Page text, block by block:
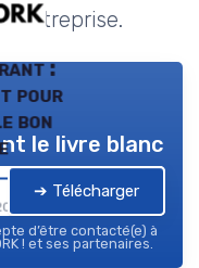
entreprise.
:
pour
bon
le livre blanc
➔ Télécharger
d’être contacté(e) à
! et ses partenaires.